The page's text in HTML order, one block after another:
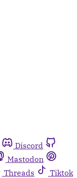
Discord
Mastodon
Threads
Tiktok